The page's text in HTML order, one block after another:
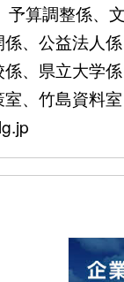
候事、兼て頼入候物念
川市兵衛御当地首尾能
算調整係、
、公益法人
、県立大学
、竹島資料